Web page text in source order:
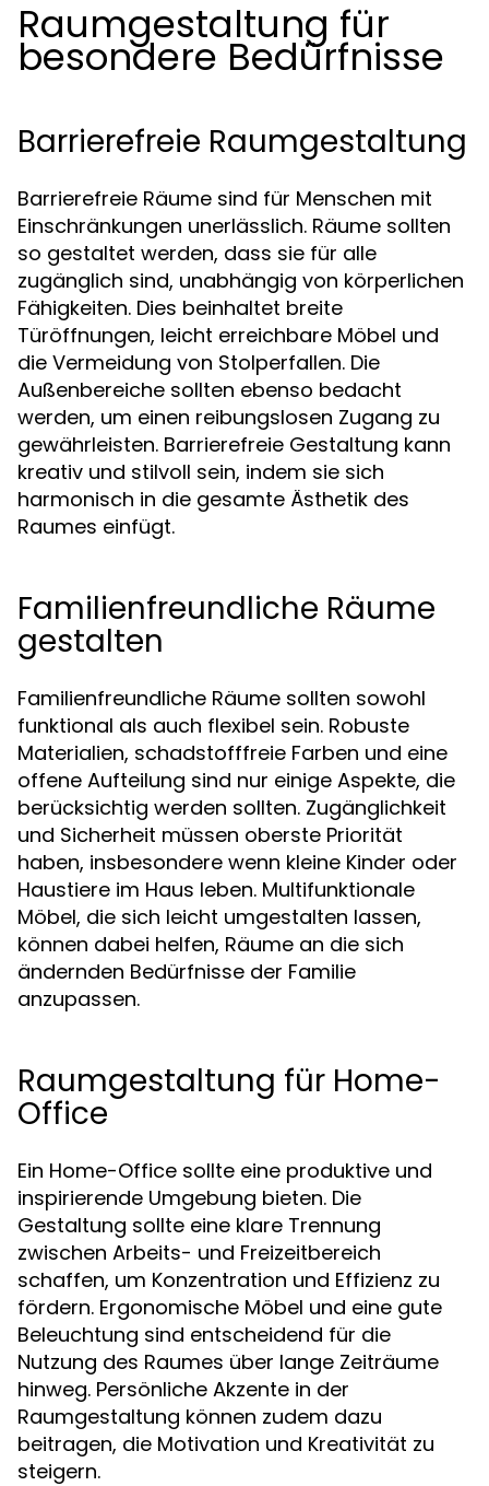
Raumgestaltung für
besondere Bedürfnisse
Barrierefreie Raumgestaltung
Barrierefreie Räume sind für Menschen mit
Einschränkungen unerlässlich. Räume sollten
so gestaltet werden, dass sie für alle
zugänglich sind, unabhängig von körperlichen
Fähigkeiten. Dies beinhaltet breite
Türöffnungen, leicht erreichbare Möbel und
die Vermeidung von Stolperfallen. Die
Außenbereiche sollten ebenso bedacht
werden, um einen reibungslosen Zugang zu
gewährleisten. Barrierefreie Gestaltung kann
kreativ und stilvoll sein, indem sie sich
harmonisch in die gesamte Ästhetik des
Raumes einfügt.
Familienfreundliche Räume
gestalten
Familienfreundliche Räume sollten sowohl
funktional als auch flexibel sein. Robuste
Materialien, schadstofffreie Farben und eine
offene Aufteilung sind nur einige Aspekte, die
berücksichtig werden sollten. Zugänglichkeit
und Sicherheit müssen oberste Priorität
haben, insbesondere wenn kleine Kinder oder
Haustiere im Haus leben. Multifunktionale
Möbel, die sich leicht umgestalten lassen,
können dabei helfen, Räume an die sich
ändernden Bedürfnisse der Familie
anzupassen.
Raumgestaltung für Home-
Office
Ein Home-Office sollte eine produktive und
inspirierende Umgebung bieten. Die
Gestaltung sollte eine klare Trennung
zwischen Arbeits- und Freizeitbereich
schaffen, um Konzentration und Effizienz zu
fördern. Ergonomische Möbel und eine gute
Beleuchtung sind entscheidend für die
Nutzung des Raumes über lange Zeiträume
hinweg. Persönliche Akzente in der
Raumgestaltung können zudem dazu
beitragen, die Motivation und Kreativität zu
steigern.